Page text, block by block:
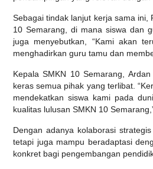
Sebagai tindak lanjut kerja sama ini,
10 Semarang, di mana siswa dan
juga menyebutkan, “Kami akan
menghadirkan guru tamu dan
Kepala SMKN 10 Semarang,
keras semua pihak yang terlibat.
mendekatkan siswa kami pada
kualitas lulusan SMKN 10
Dengan adanya kolaborasi
tetapi juga mampu beradaptasi
konkret bagi pengembangan